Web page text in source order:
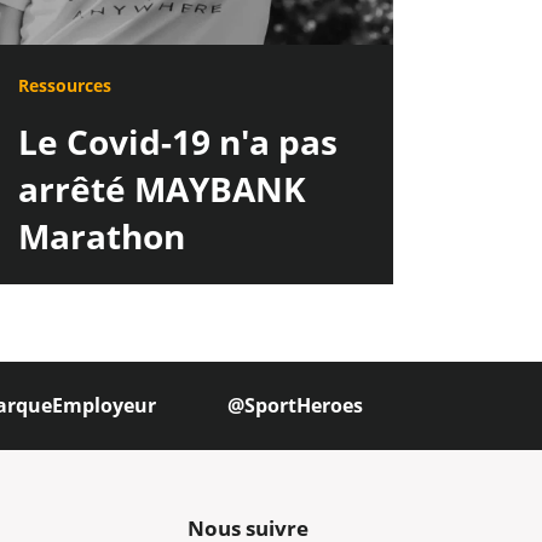
Ressources
Le Covid-19 n'a pas
arrêté MAYBANK
Marathon
@SportHeroes
Nous suivre